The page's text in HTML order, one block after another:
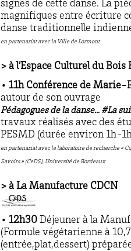
signes de cette danse. La
magnifiques entre écriture
danse traditionnelle
en partenariat avec la Ville de Lormont
> à l’Espace Culturel du
• 11h Conférence de Marie-
autour de son ouvrage
Pédagogues de la danse… #La
travaux réalisés avec des
PESMD (durée environ 1h-
en partenariat avec le laboratoire de recherche «
Savoirs » (CeDS), Université de Bordeaux
> à La Manufacture CDCN
• 12h30 Déjeuner à la
(Formule végétarienne à
(entrée,plat,dessert)